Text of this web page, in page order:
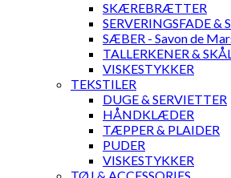
SKÆREBRÆTTER
SERVERINGSFADE &
SÆBER - Savon de
TALLERKENER &
VISKESTYKKER
TEKSTILER
DUGE & SERVIETTER
HÅNDKLÆDER
TÆPPER & PLAIDER
PUDER
VISKESTYKKER